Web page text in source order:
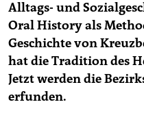
Alltags- und
Oral History als
Geschichte von
hat die Tradition des
Jetzt werden die
erfunden.